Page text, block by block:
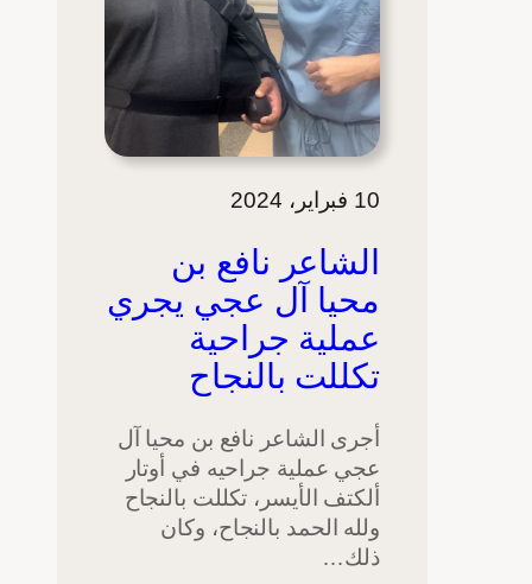
10 فبراير، 2024
الشاعر نافع بن
محيا آل عجي يجري
عملية جراحية
تكللت بالنجاح
أجرى الشاعر نافع بن محيا آل
عجي عملية جراحيه في أوتار
ألكتف الأيسر، تكللت بالنجاح
ولله الحمد بالنجاح، وكان
ذلك…